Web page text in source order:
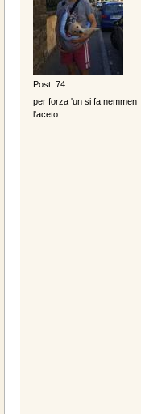
Post: 74
per forza 'un si fa nemmen
l'aceto